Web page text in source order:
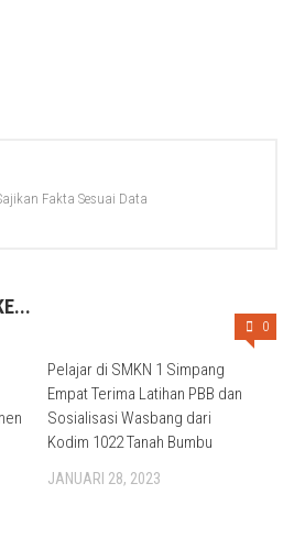
Fakta Sesuai Data
0
Pelajar di SMKN 1 Simpang
Empat Terima Latihan PBB dan
Sosialisasi Wasbang dari
Kodim 1022 Tanah Bumbu
JANUARI 28, 2023